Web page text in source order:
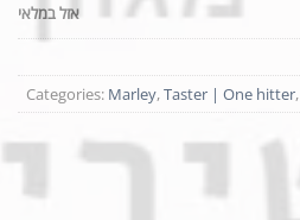
אזל במלאי
Categories: Marley,Taster | One hitter,